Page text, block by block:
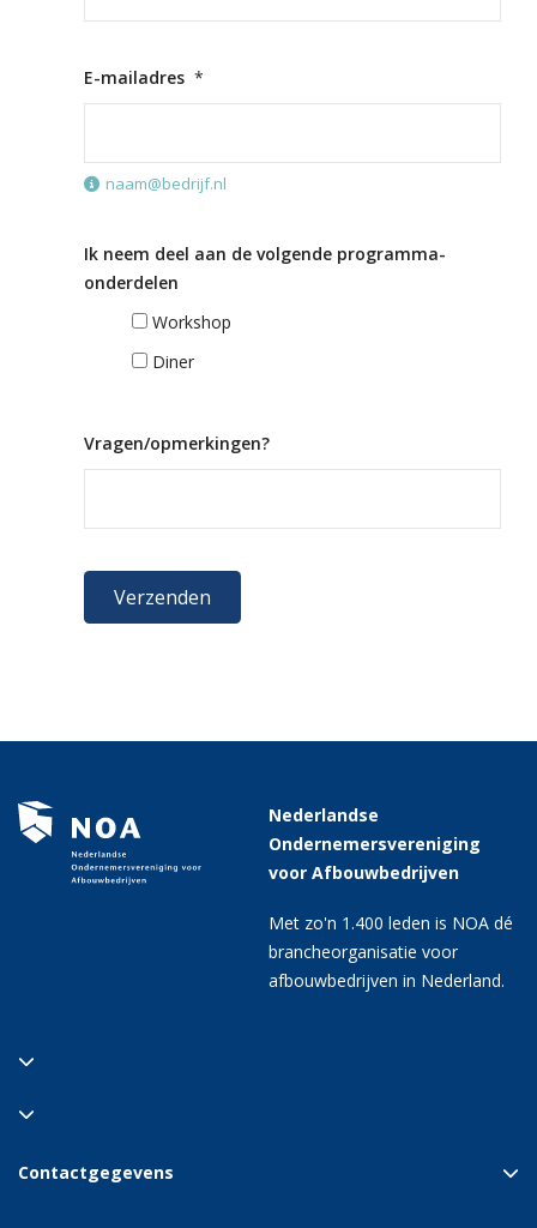
E-mailadres *
naam@bedrijf.nl
Ik neem deel aan de volgende programma-
onderdelen
Workshop
Diner
Vragen/opmerkingen?
Nederlandse
Ondernemersvereniging
voor Afbouwbedrijven
Met zo'n 1.400 leden is NOA dé
brancheorganisatie voor
afbouwbedrijven in Nederland.
Contactgegevens